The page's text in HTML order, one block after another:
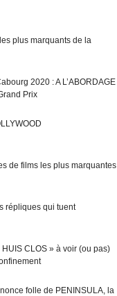
plus marquants de la
2020 : A L’ABORDAGE
Prix
de films les plus marquantes
répliques qui tuent
HUIS CLOS » à voir (ou pas)
folle de PENINSULA, la